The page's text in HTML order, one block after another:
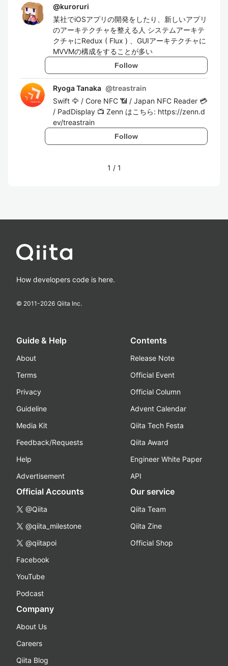
@kuroruri
某社でiOSアプリの開発をしたり、新しいアプリ
のアーキテクチャを整える人 システムアーキテ
クチャにRedux ( Flux ) 、GUIアーキテクチャに
MVVMの構成をすることが多い
Follow
Ryoga Tanaka @treastrain
Swift 🦅 / Core NFC 📶 / Japan NFC Reader 💳
/ PadDisplay 📺 Zenn はこちら: https://zenn.d
ev/treastrain
Follow
1 / 1
How developers code is here.
© 2011-2026 Qiita Inc.
Guide & Help
About
Terms
Privacy
Guideline
Media Kit
Feedback/Requests
Help
Advertisement
Contents
Release Note
Official Event
Official Column
Advent Calendar
Qiita Tech Festa
Qiita Award
Engineer White Paper
API
Official Accounts
@Qiita
@qiita_milestone
@qiitapoi
Facebook
YouTube
Podcast
Our service
Qiita Team
Qiita Zine
Official Shop
Company
About Us
Careers
Qiita Blog